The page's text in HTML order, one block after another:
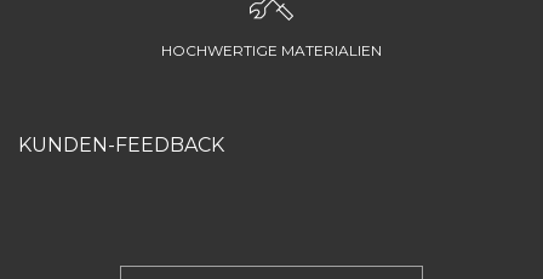
HOCHWERTIGE MATERIALIEN
KUNDEN-FEEDBACK